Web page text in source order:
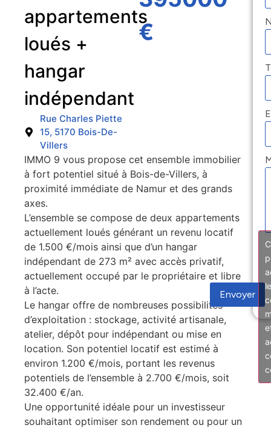
appartements
loués +
hangar
indépendant
Rue Charles Piette
15, 5170 Bois-De-
Villers
€
IMMO 9 vous propose cet ensemble immobilier
à fort potentiel situé à Bois-de-Villers, à
proximité immédiate de Namur et des grands
axes.
L’ensemble se compose de deux appartements
actuellement loués générant un revenu locatif
de 1.500 €/mois ainsi que d’un hangar
indépendant de 273 m² avec accès privatif,
actuellement occupé par le propriétaire et libre
à l’acte.
Le hangar offre de nombreuses possibilités
d’exploitation : stockage, activité artisanale,
atelier, dépôt pour indépendant ou mise en
location. Son potentiel locatif est estimé à
environ 1.200 €/mois, portant les revenus
potentiels de l’ensemble à 2.700 €/mois, soit
32.400 €/an.
Une opportunité idéale pour un investisseur
souhaitant optimiser son rendement ou pour un
Envoyer